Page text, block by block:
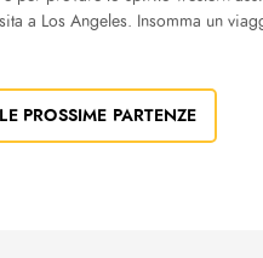
a Los Angeles. Insomma un
PROSSIME PARTENZE